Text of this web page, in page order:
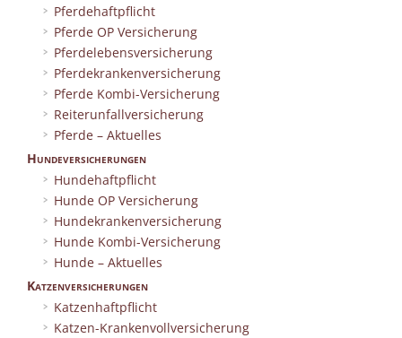
Pferdehaftpflicht
Pferde OP Versicherung
Pferdelebensversicherung
Pferdekrankenversicherung
Pferde Kombi-Versicherung
Reiterunfallversicherung
Pferde – Aktuelles
Hundeversicherungen
Hundehaftpflicht
Hunde OP Versicherung
Hundekrankenversicherung
Hunde Kombi-Versicherung
Hunde – Aktuelles
Katzenversicherungen
Katzenhaftpflicht
Katzen-Krankenvollversicherung